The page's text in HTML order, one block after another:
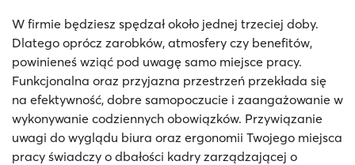
W firmie będziesz spędzał około jednej trzeciej doby.
Dlatego oprócz zarobków, atmosfery czy benefitów,
powinieneś wziąć pod uwagę samo miejsce pracy.
Funkcjonalna oraz przyjazna przestrzeń przekłada się
na efektywność, dobre samopoczucie i zaangażowanie w
wykonywanie codziennych obowiązków. Przywiązanie
uwagi do wyglądu biura oraz ergonomii Twojego miejsca
pracy świadczy o dbałości kadry zarządzającej o